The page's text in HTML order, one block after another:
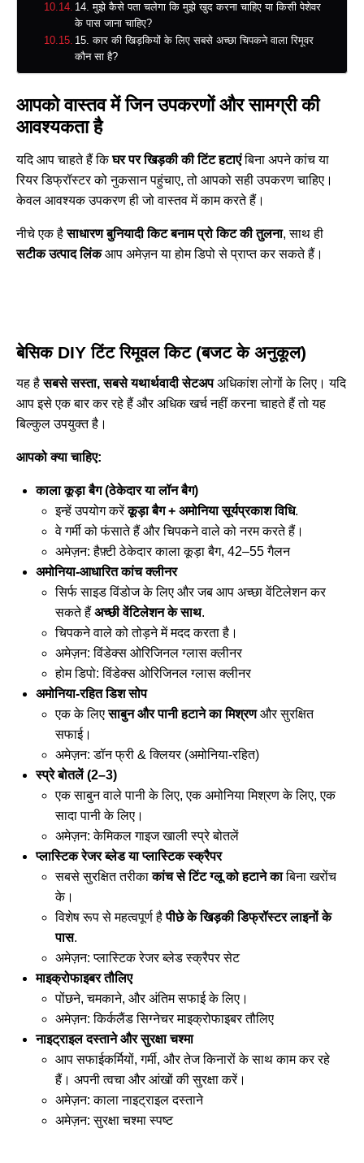
14. मुझे कैसे पता चलेगा कि मुझे खुद करना चाहिए या किसी पेशेवर
के पास जाना चाहिए?
15. कार की खिड़कियों के लिए सबसे अच्छा चिपकने वाला रिमूवर
कौन सा है?
आपको वास्तव में जिन उपकरणों और सामग्री की
आवश्यकता है
यदि आप चाहते हैं किघर पर खिड़की की टिंट हटाएंबिना अपने कांच या
रियर डिफ्रॉस्टर को नुकसान पहुंचाए, तो आपको सही उपकरण चाहिए।
केवल आवश्यक उपकरण ही जो वास्तव में काम करते हैं।
नीचे एक हैसाधारण बुनियादी किट बनाम प्रो किट की तुलना, साथ ही
सटीक उत्पाद लिंकआप अमेज़न या होम डिपो से प्राप्त कर सकते हैं।
बेसिक DIY टिंट रिमूवल किट (बजट के अनुकूल)
यह हैसबसे सस्ता, सबसे यथार्थवादी सेटअपअधिकांश लोगों के लिए। यदि
आप इसे एक बार कर रहे हैं और अधिक खर्च नहीं करना चाहते हैं तो यह
बिल्कुल उपयुक्त है।
आपको क्या चाहिए:
काला कूड़ा बैग (ठेकेदार या लॉन बैग)
इन्हें उपयोग करेंकूड़ा बैग + अमोनिया सूर्यप्रकाश विधि.
वे गर्मी को फंसाते हैं और चिपकने वाले को नरम करते हैं।
अमेज़न:हैफ़्टी ठेकेदार काला कूड़ा बैग, 42–55 गैलन
अमोनिया-आधारित कांच क्लीनर
सिर्फ साइड विंडोज के लिए और जब आप अच्छा वेंटिलेशन कर
सकते हैं अच्छी वेंटिलेशन के साथ.
चिपकने वाले को तोड़ने में मदद करता है।
अमेज़न:विंडेक्स ओरिजिनल ग्लास क्लीनर
होम डिपो:विंडेक्स ओरिजिनल ग्लास क्लीनर
अमोनिया-रहित डिश सोप
एक के लिएसाबुन और पानी हटाने का मिश्रणऔर सुरक्षित
सफाई।
अमेज़न:डॉन फ्री & क्लियर (अमोनिया-रहित)
स्प्रे बोतलें (2–3)
एक साबुन वाले पानी के लिए, एक अमोनिया मिश्रण के लिए, एक
सादा पानी के लिए।
अमेज़न:केमिकल गाइज खाली स्प्रे बोतलें
प्लास्टिक रेजर ब्लेड या प्लास्टिक स्क्रैपर
सबसे सुरक्षित तरीकाकांच से टिंट ग्लू को हटाने काबिना खरोंच
के।
विशेष रूप से महत्वपूर्ण हैपीछे के खिड़की डिफ्रॉस्टर लाइनों के
पास.
अमेज़न:प्लास्टिक रेजर ब्लेड स्क्रैपर सेट
माइक्रोफाइबर तौलिए
पोंछने, चमकाने, और अंतिम सफाई के लिए।
अमेज़न:किर्कलैंड सिग्नेचर माइक्रोफाइबर तौलिए
नाइट्राइल दस्ताने और सुरक्षा चश्मा
आप सफाईकर्मियों, गर्मी, और तेज किनारों के साथ काम कर रहे
हैं। अपनी त्वचा और आंखों की सुरक्षा करें।
अमेज़न:काला नाइट्राइल दस्ताने
अमेज़न:सुरक्षा चश्मा स्पष्ट